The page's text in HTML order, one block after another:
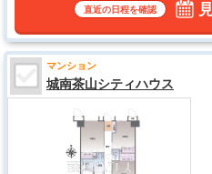
直近の日程を確認
マンション
城南茶山シティハウス